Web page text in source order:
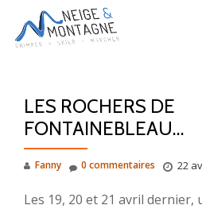
Aller
LES ROCHERS DE
FONTAINEBLEAU…
Fanny 22
0 commentaires
Les 19, 20 et 21 avril dernier,